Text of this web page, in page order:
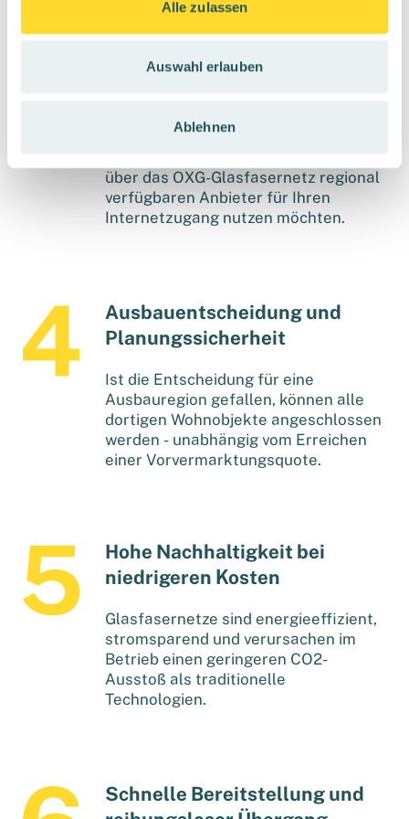
Alle zulassen
Auswahl erlauben
Ablehnen
unser Open-Access-Glasfaser
Sie bzw. die Bewohner*innen
über das OXG-Glasfasernetz regional
verfügbaren Anbieter für Ihren
Internetzugang nutzen möchten.
Ausbauentscheidung und
Planungssicherheit
Ist die Entscheidung für eine
Ausbauregion gefallen, können alle
dortigen Wohnobjekte angeschlossen
werden - unabhängig vom Erreichen
einer Vorvermarktungsquote.
Hohe Nachhaltigkeit bei
niedrigeren Kosten
Glasfasernetze sind energieeffizient,
stromsparend und verursachen im
Betrieb einen geringeren CO2-
Ausstoß als traditionelle
Technologien.
Schnelle Bereitstellung und